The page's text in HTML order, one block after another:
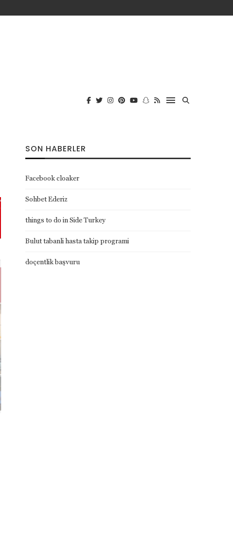
SON HABERLER
Facebook cloaker
Sohbet Ederiz
things to do in Side Turkey
Bulut tabanli hasta takip programi
doçentlik başvuru